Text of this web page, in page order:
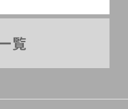
刷製本：文
覧